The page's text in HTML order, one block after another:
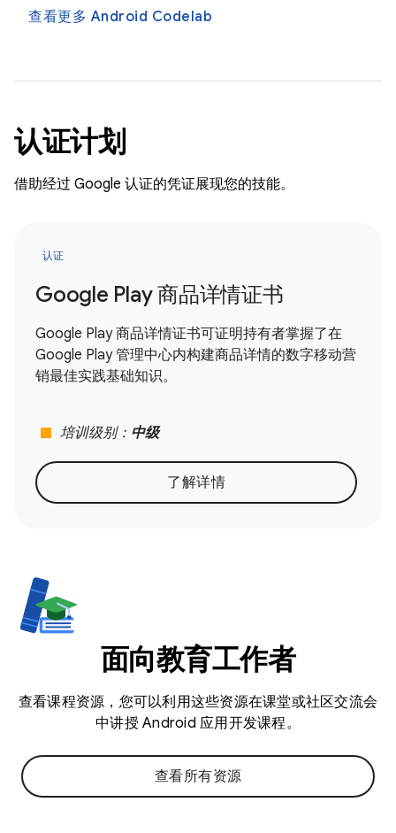
查看更多 Android Codelab
认证计划
借助经过 Google 认证的凭证展现您的技能。
认证
Google Play 商品详情证书
Google Play 商品详情证书可证明持有者掌握了在
Google Play 管理中心内构建商品详情的数字移动营
销最佳实践基础知识。
stop 培训级别： 中级
了解详情
面向教育工作者
查看课程资源，您可以利用这些资源在课堂或社区交流会
中讲授 Android 应用开发课程。
查看所有资源